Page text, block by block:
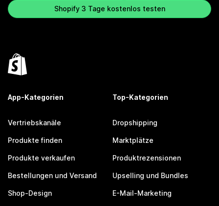
Shopify 3 Tage kostenlos testen
App-Kategorien
Vertriebskanäle
Produkte finden
Produkte verkaufen
Bestellungen und Versand
Shop-Design
Top-Kategorien
Dropshipping
Marktplätze
Produktrezensionen
Upselling und Bundles
E-Mail-Marketing